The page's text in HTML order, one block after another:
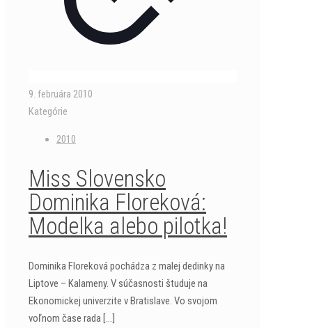
9. februára 2010
Kategórie
2010
Miss Slovensko
Dominika Floreková:
Modelka alebo pilotka!
Dominika Floreková pochádza z malej dedinky na
Liptove – Kalameny. V súčasnosti študuje na
Ekonomickej univerzite v Bratislave. Vo svojom
voľnom čase rada […]